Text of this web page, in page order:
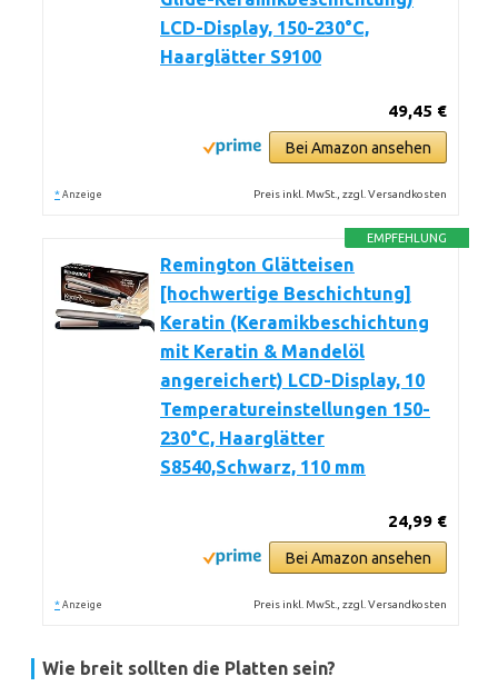
LCD-Display, 150-230°C,
Haarglätter S9100
49,45 €
Bei Amazon ansehen
* Anzeige Preis inkl. MwSt., zzgl. Versandkosten
EMPFEHLUNG
Remington Glätteisen
[hochwertige Beschichtung]
Keratin (Keramikbeschichtung
mit Keratin & Mandelöl
angereichert) LCD-Display, 10
Temperatureinstellungen 150-
230°C, Haarglätter
S8540,Schwarz, 110 mm
24,99 €
Bei Amazon ansehen
* Anzeige Preis inkl. MwSt., zzgl. Versandkosten
Wie breit sollten die Platten sein?